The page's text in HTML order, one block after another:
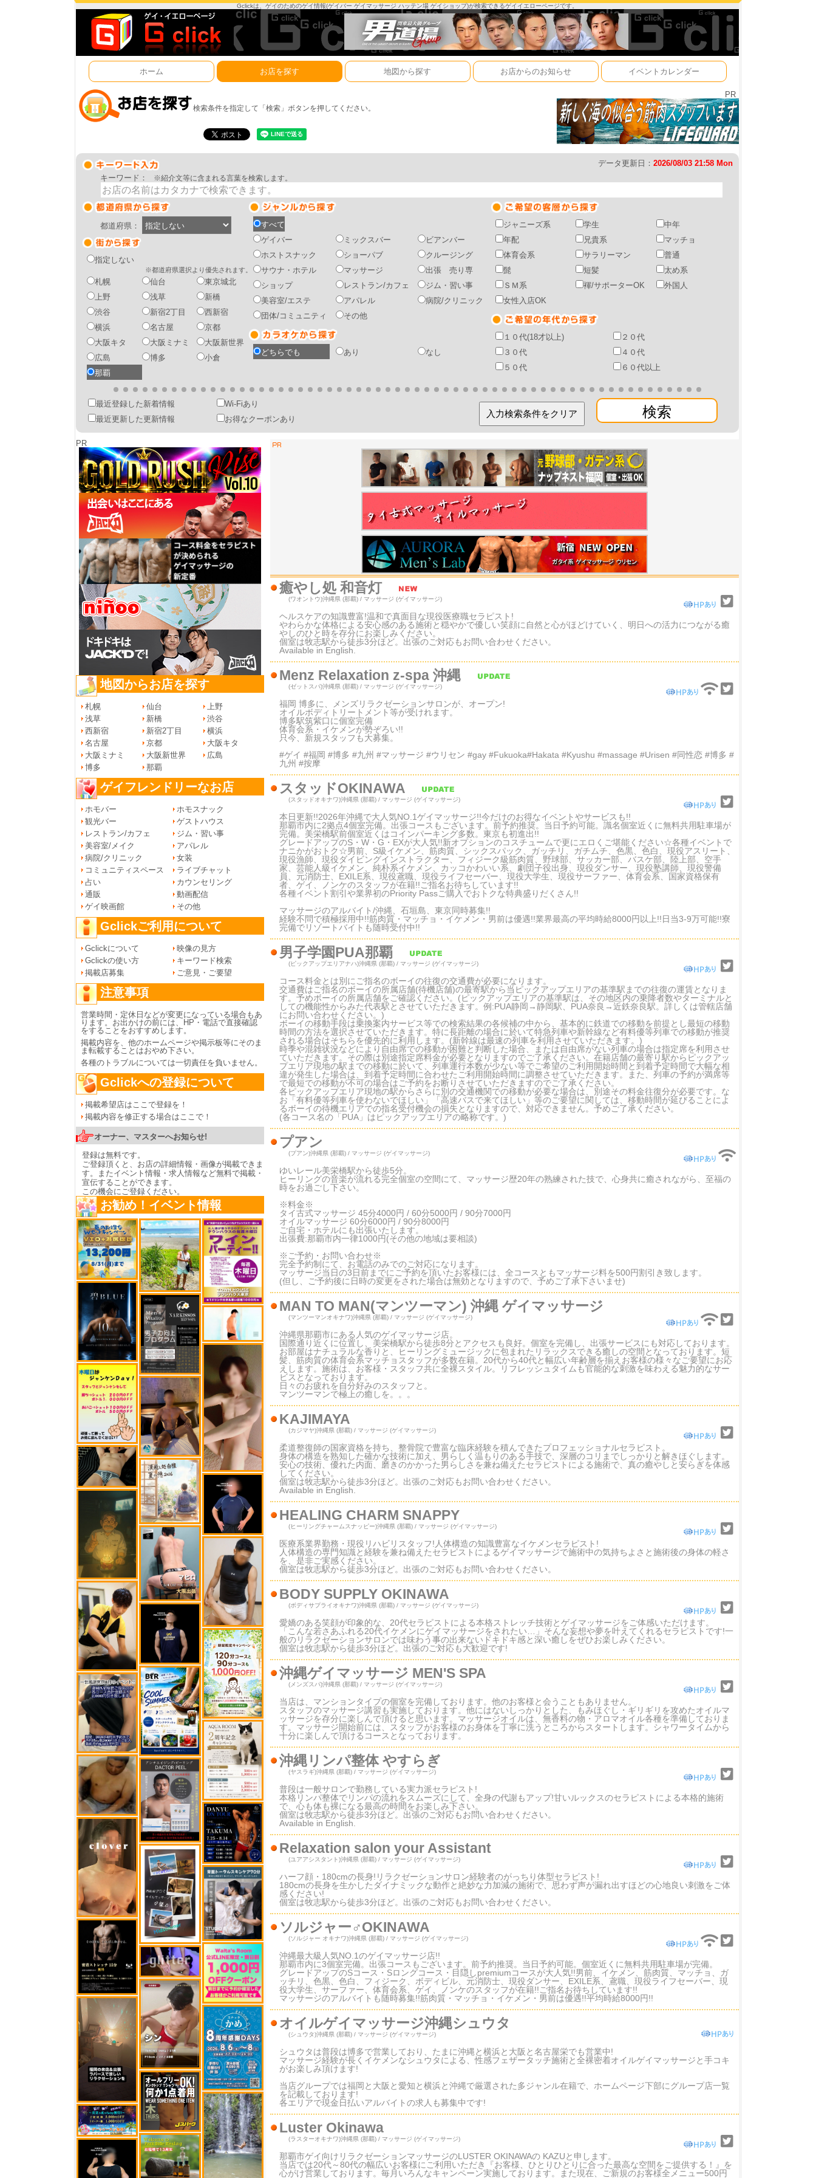
Gclickは、ゲイのためのゲイ情報(ゲイバー ゲイマッサージ ハッテン場 ゲイショップ)が検索できるゲイイエローページです。
ホーム お店を探す 地図から探す お店からのお知らせ イベントカレンダー
検索条件を指定して「検索」ボタンを押してください。
PR
データ更新日： 2026/08/03 21:58 Mon
キーワード：
※紹介文等に含まれる言葉を検索します。
都道府県：
指定しない
※都道府県選択より優先されます。
札幌 仙台
東京城北
上野
浅草
新橋
渋谷
新宿2丁目
西新宿
横浜
名古屋
京都
大阪キタ
大阪ミナミ
大阪新世界
広島
博多
小倉
那覇
すべて
ゲイバー
ミックスバー
ビアンバー
ホストスナック
ショーパブ
クルージング
サウナ・ホテル
マッサージ
出張 売り専
ショップ
レストラン/カフェ
ジム・習い事
美容室/エステ
アパレル
病院/クリニック
団体/コミュニティ
その他
どちらでも あり なし
ジャニーズ系 学生
中年
年配
兄貴系
マッチョ
体育会系
サラリーマン
普通
髭
短髪
太め系
ＳＭ系
褌/サポーターOK
外国人
女性入店OK
１０代(18才以上)
２０代
３０代
４０代
５０代
６０代以上
最近登録した新着情報
最近更新した更新情報
Wi-Fiあり
お得なクーポンあり
検索
癒やし処 和音灯
(ワオントウ)沖縄県 (那覇) / マッサージ (ゲイマッサージ)
ヘルスケアの知識豊富!温和で真面目な現役医療職セラピスト!
やわらかな体格による安心感のある施術と穏やかで優しい笑顔に自然と心がほどけていく、明日への活力につながる癒
やしのひと時を存分にお楽しみください。
個室は牧志駅から徒歩3分ほど。出張のご対応もお問い合わせください。
Available in English.
Menz Relaxation z-spa 沖縄
(ゼットスパ)沖縄県 (那覇) / マッサージ (ゲイマッサージ)
福岡 博多に、メンズリラクゼーションサロンが、オープン!
オイルボディトリートメント等が受けれます。
博多駅筑紫口に個室完備
体育会系・イケメンが勢ぞろい!!
只今、新規スタッフも大募集。
#ゲイ #福岡 #博多 #九州 #マッサージ #ウリセン #gay #Fukuoka#Hakata #Kyushu #massage #Urisen #同性恋 #博多 #
九州 #按摩
スタッドOKINAWA
(スタッドオキナワ)沖縄県 (那覇) / マッサージ (ゲイマッサージ)
本日更新!!2026年沖縄で大人気NO.1ゲイマッサージ!!今だけのお得なイベントやサービスも!!
那覇市内に2拠点4個室完備。出張コースもございます。前予約推奨。当日予約可能。識名個室近くに無料共用駐車場が
完備。美栄橋駅前個室近くはコインパーキング多数。東京も初進出!!
グレードアップのS・W・G・EXが大人気!!新オプションのコスチュームで更にエロくご堪能ください☆各種イベントで
ナニかがおトク☆男前、S級イケメン、筋肉質、シックスパック、ガッチリ、ガチムチ、色黒、色白、現役アスリート、
現役漁師、現役ダイビングインストラクター、フィジーク級筋肉質、野球部、サッカー部、バスケ部、陸上部、空手
家、芸能人級イケメン、純朴系イケメン、カッコかわいい系、劇団子役出身、現役ダンサー、現役塾講師、現役警備
員、元消防士、EXILE系、現役鳶職、現役ライフセーバー、現役大学生、現役サーファー、体育会系、国家資格保有
者、ゲイ、ノンケのスタッフが在籍!!ご指名お待ちしています!!
各種イベント割引や業界初のPriority Passご購入でおトクな特典盛りだくさん!!
マッサージのアルバイト/沖縄、石垣島、東京同時募集!!
経験不問で積極採用中!!筋肉質・マッチョ・イケメン・男前は優遇!!業界最高の平均時給8000円以上!!日当3-9万可能!!寮
完備でリゾートバイトも随時受付中!!
男子学園PUA那覇
(ピックアップエリアナハ)沖縄県 (那覇) / マッサージ (ゲイマッサージ)
コース料金とは別にご指名のボーイの往復の交通費が必要になります。
交通費はご指名のボーイの所属店舗(待機店舗)の最寄駅から当ピックアップエリアの基準駅までの往復の運賃となりま
す。予めボーイの所属店舗をご確認ください。(ピックアップエリアの基準駅は、その地区内の乗降者数やターミナルと
しての機能性からみた代表駅とさせていただきます。例:PUA静岡→静岡駅、PUA奈良→近鉄奈良駅。詳しくは管轄店舗
にお問い合わせください。)
ボーイの移動手段は乗換案内サービス等での検索結果の各候補の中から、基本的に鉄道での移動を前提とし最短の移動
時間の方法を選択させていただきます。特に長距離の場合に於いて特急列車や新幹線など有料優等列車での移動が推奨
される場合はそちらを優先的に利用します。(新幹線は最速の列車を利用させていただきます。)
時季や混雑状況などにより自由席での移動が困難と判断した場合、または自由席がない列車の場合は指定席を利用させ
ていただきます。その際は別途指定席料金が必要となりますのでご了承ください。在籍店舗の最寄り駅からピックアッ
プエリア現地の駅までの移動に於いて、列車運行本数が少ない等でご希望のご利用開始時間と到着予定時間で大幅な相
違が発生した場合は、到着予定時間に合わせたご利用開始時間に調整させていただきます。また、列車の予約が満席等
で最短での移動が不可の場合はご予約をお断りさせていただきますのでご了承ください。
各ピックアップエリア現地の駅からさらに別の交通機関での移動が必要な場合は、別途その料金往復分が必要です。な
お「有料優等列車を使わないでほしい」「高速バスで来てほしい」等のご要望に関しては、移動時間が延びることによ
るボーイの待機エリアでの指名受付機会の損失となりますので、対応できません。予めご了承ください。
(各コース名の「PUA」はピックアップエリアの略称です。)
プアン
(プアン)沖縄県 (那覇) / マッサージ (ゲイマッサージ)
ゆいレール美栄橋駅から徒歩5分。
ヒーリングの音楽が流れる完全個室の空間にて、マッサージ歴20年の熟練された技で、心身共に癒されながら、至福の
時をお過ごし下さい。
※料金※
タイ古式マッサージ 45分4000円 / 60分5000円 / 90分7000円
オイルマッサージ 60分6000円 / 90分8000円
ご自宅・ホテルにも出張いたします。
出張費:那覇市内一律1000円(その他の地域は要相談)
※ご予約・お問い合わせ※
完全予約制にて、お電話のみでのご対応になります。
マッサージ当日の3日前までにご予約を頂いたお客様には、全コースともマッサージ料を500円割引き致します。
(但し、ご予約後に日時の変更をされた場合は無効となりますので、予めご了承下さいませ)
MAN TO MAN(マンツーマン) 沖縄 ゲイマッサージ
(マンツーマンオキナワ)沖縄県 (那覇) / マッサージ (ゲイマッサージ)
沖縄県那覇市にある人気のゲイマッサージ店。
国際通り近くに位置し、美栄橋駅から徒歩8分とアクセスも良好。個室を完備し、出張サービスにも対応しております。
お部屋はナチュラルな香りと、ヒーリングミュージックに包まれたリラックスできる癒しの空間となっております。短
髪、筋肉質の体育会系マッチョスタッフが多数在籍。20代から40代と幅広い年齢層を揃えお客様の様々なご要望にお応
えします。施術は、お客様・スタッフ共に全裸スタイル。リフレッシュタイムも官能的な刺激を味わえる魅力的なサー
ビスとなっております。
日々のお疲れを自分好みのスタッフと。
マンツーマンで極上の癒しを。。。
KAJIMAYA
(カジマヤ)沖縄県 (那覇) / マッサージ (ゲイマッサージ)
柔道整復師の国家資格を持ち、整骨院で豊富な臨床経験を積んできたプロフェッショナルセラピスト。
身体の構造を熟知した確かな技術に加え、男らしく温もりのある手技で、深層のコリまでしっかりと解きほぐします。
安心の技術、優れた内面、磨きのかかった男らしさを兼ね備えたセラピストによる施術で、真の癒やしと安らぎを体感
してください。
個室は牧志駅から徒歩3分ほど。出張のご対応もお問い合わせください。
Available in English.
HEALING CHARM SNAPPY
(ヒーリングチャームスナッピー)沖縄県 (那覇) / マッサージ (ゲイマッサージ)
医療系業界勤務・現役リハビリスタッフ!人体構造の知識豊富なイケメンセラピスト!
人体構造の専門知識と経験を兼ね備えたセラピストによるゲイマッサージで施術中の気持ちよさと施術後の身体の軽さ
を、是非ご実感ください。
個室は牧志駅から徒歩3分ほど。出張のご対応もお問い合わせください。
BODY SUPPLY OKINAWA
(ボディサプライオキナワ)沖縄県 (那覇) / マッサージ (ゲイマッサージ)
愛嬌のある笑顔が印象的な、20代セラピストによる本格ストレッチ技術とゲイマッサージをご体感いただけます。
「こんな若さあふれる20代イケメンにゲイマッサージをされたい…」そんな妄想や夢を叶えてくれるセラピストです!一
般のリラクゼーションサロンでは味わう事の出来ないドキドキ感と深い癒しをぜひお楽しみください。
個室は牧志駅から徒歩3分ほど。出張のご対応も大歓迎です!
沖縄ゲイマッサージ MEN'S SPA
(メンズスパ)沖縄県 (那覇) / マッサージ (ゲイマッサージ)
当店は、マンションタイプの個室を完備しております。他のお客様と会うこともありません。
スタッフのマッサージ講習も実施しております。他にはないしっかりとした、もみほぐし・ギリギリを攻めたオイルマ
ッサージを存分に楽しんで頂けると思います。マッサージオイルは、無香料の物・アロマオイル各種を準備しておりま
す。マッサージ開始前には、スタッフがお客様のお身体を丁寧に洗うところからスタートします。シャワータイムから
十分に楽しんで頂けるコースとなっております。
沖縄リンパ整体 やすらぎ
(ヤスラギ)沖縄県 (那覇) / マッサージ (ゲイマッサージ)
普段は一般サロンで勤務している実力派セラピスト!
本格リンパ整体でリンパの流れをスムーズにして、全身の代謝もアップ!甘いルックスのセラピストによる本格的施術
で、心も体も裸になる最高の時間をお楽しみ下さい。
個室は牧志駅から徒歩3分ほど。出張のご対応もお問い合わせください。
Available in English.
Relaxation salon your Assistant
(ユアアシスタント)沖縄県 (那覇) / マッサージ (ゲイマッサージ)
ハーフ顔・180cmの長身!リラクゼーションサロン経験者のがっちり体型セラピスト!
180cmの長身を生かしたダイナミックな動作と絶妙な力加減の施術で、思わず声が漏れ出すほどの心地良い刺激をご体
感ください!
個室は牧志駅から徒歩3分ほど。出張のご対応もお問い合わせください。
ソルジャー♂OKINAWA
(ソルジャー オキナワ)沖縄県 (那覇) / マッサージ (ゲイマッサージ)
沖縄最大級人気NO.1のゲイマッサージ店!!
那覇市内に3個室完備。出張コースもございます。前予約推奨。当日予約可能。個室近くに無料共用駐車場が完備。
グレードアップのSコース・Sロングコース・目隠しpremiumコースが大人気!!男前、イケメン、筋肉質、マッチョ、ガ
ッチリ、色黒、色白、フィジーク、ボディビル、元消防士、現役ダンサー、EXILE系、鳶職、現役ライフセーバー、現
役大学生、サーファー、体育会系、ゲイ、ノンケのスタッフが在籍!!ご指名お待ちしています!!
マッサージのアルバイトも随時募集!!筋肉質・マッチョ・イケメン・男前は優遇!!平均時給8000円!!
オイルゲイマッサージ沖縄シュウタ
(シュウタ)沖縄県 (那覇) / マッサージ (ゲイマッサージ)
シュウタは普段は博多で営業しており、たまに沖縄と横浜と大阪と名古屋栄でも営業中!
マッサージ経験が長くイケメンなシュウタによる、性感フェザータッチ施術と全裸密着オイルゲイマッサージと手コキ
がお楽しみ頂けます!
当店グループでは福岡と大阪と愛知と横浜と沖縄で厳選された多ジャンル在籍で、ホームページ下部にグループ店一覧
を記載しております!
各エリアで現金日払いアルバイトの求人も募集中です!
Luster Okinawa
(ラスターオキナワ)沖縄県 (那覇) / マッサージ (ゲイマッサージ)
那覇市ゲイ向けリラクゼーションマッサージのLUSTER OKINAWAの KAZUと申します。
当店では20代～80代の幅広いお客様にご利用いただき『お客様、ひとりひとりに合った最高な空間をご提供する！』を
心がけ営業しております。毎月いろんなキャンペーン実施しております。また現在、ご新規のお客様全メニュー500円
PR
地図からお店を探す
札幌 仙台
上野
浅草
新橋
渋谷
西新宿
新宿2丁目
横浜
名古屋
京都
大阪キタ
大阪ミナミ
大阪新世界
広島
博多
那覇
ゲイフレンドリーなお店
ホモバー
ホモスナック
観光バー
ゲストハウス
レストラン/カフェ
ジム・習い事
美容室/メイク
アパレル
病院/クリニック
女装
コミュニティスペース
ライブチャット
占い
カウンセリング
通販
動画配信
ゲイ映画館
その他
Gclickご利用について
Gclickについて
映像の見方
Gclickの使い方
キーワード検索
掲載店募集
ご意見・ご要望
注意事項
営業時間・定休日などが変更になっている場合もあ
ります。お出かけの前には、HP・電話で直接確認
をすることをおすすめします。
掲載内容を、他のホームページや掲示板等にそのま
ま転載することはおやめ下さい。
各種のトラブルについては一切責任を負いません。
Gclickへの登録について
掲載希望店はここで登録を！
掲載内容を修正する場合はここで！
オーナー、マスターへお知らせ!
登録は無料です。
ご登録頂くと、お店の詳細情報・画像が掲載できま
す。またイベント情報・求人情報など無料で掲載・
宣伝することができます。
この機会にご登録ください。
お勧め！イベント情報